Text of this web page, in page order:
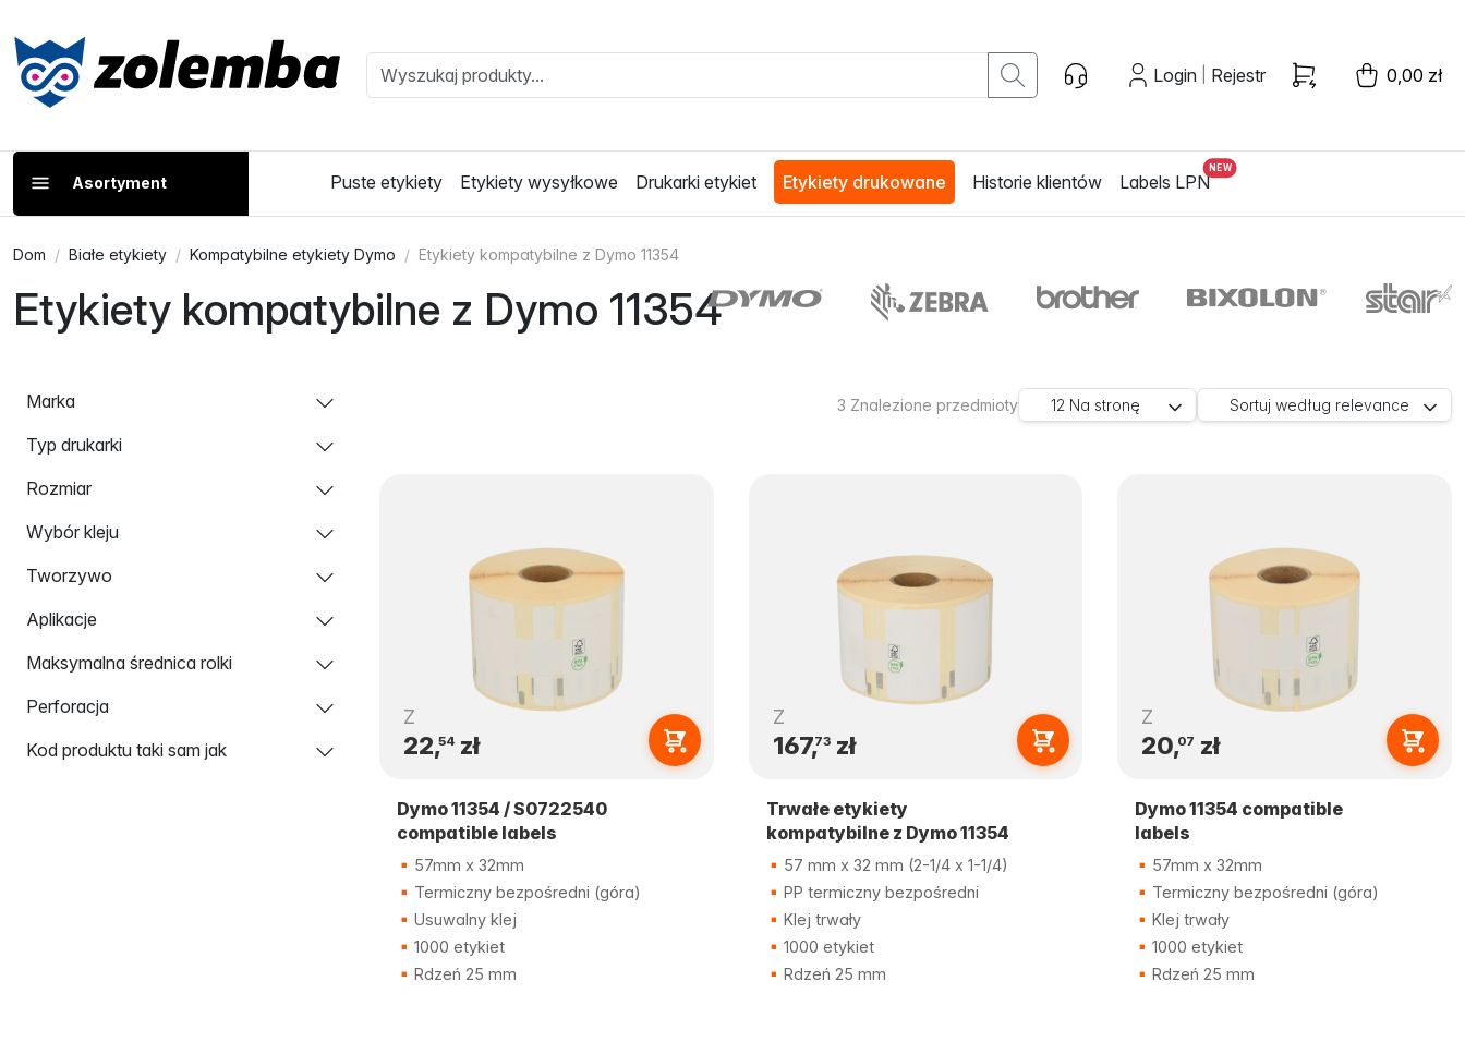
Login Rejestr 0,00 zł
Asortyment Puste etykiety Etykiety wysyłkowe Drukarki etykiet Etykiety drukowane Historie klientów Labels LPN
Dom Białe etykiety Kompatybilne etykiety Dymo Etykiety kompatybilne z Dymo 11354
Etykiety kompatybilne z Dymo 11354
Marka
Typ drukarki
Rozmiar
Wybór kleju
Tworzywo
Aplikacje
Maksymalna średnica rolki
Perforacja
Kod produktu taki sam jak
3 Znalezione przedmioty 12 Na stronę Sortuj według relevance
Z
22,54zł
Dymo 11354 / S0722540
compatible labels
57mm x 32mm
Termiczny bezpośredni (góra)
Usuwalny klej
1000 etykiet
Rdzeń 25 mm
Z
167,73 zł
Trwałe etykiety
kompatybilne z Dymo 11354
57 mm x 32 mm (2-1/4 x 1-1/4)
PP termiczny bezpośredni
Klej trwały
1000 etykiet
Rdzeń 25 mm
Z
20,07 zł
Dymo 11354 compatible
labels
57mm x 32mm
Termiczny bezpośredni (góra)
Klej trwały
1000 etykiet
Rdzeń 25 mm